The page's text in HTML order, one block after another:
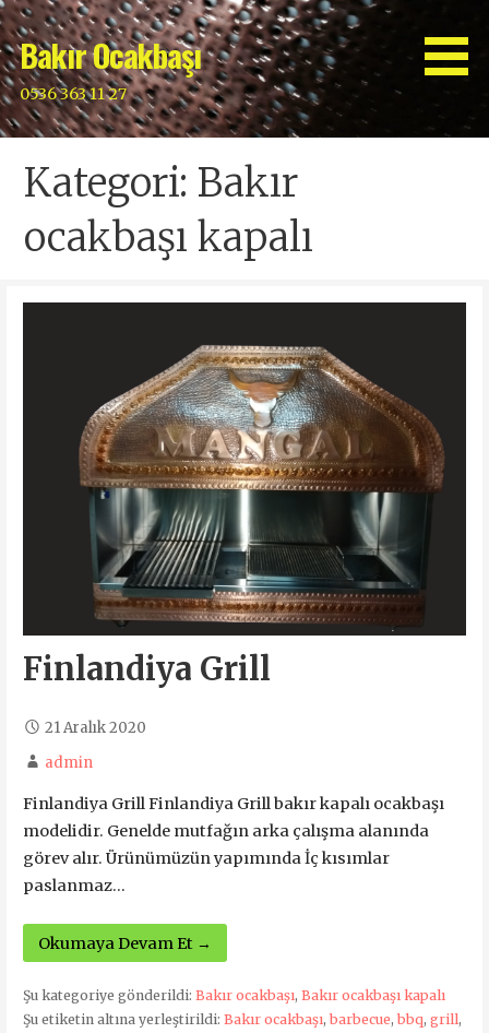
İçeriğe
atlaBakır Ocakbaşı
0536 363 11 27
Kategori: Bakır
ocakbaşı kapalı
Finlandiya Grill
21 Aralık 2020
admin
Finlandiya Grill Finlandiya Grill bakır kapalı ocakbaşı
modelidir. Genelde mutfağın arka çalışma alanında
görev alır. Ürünümüzün yapımında İç kısımlar
paslanmaz…
Okumaya Devam Et →
Şu kategoriye gönderildi: Bakır ocakbaşı, Bakır ocakbaşı kapalı
Şu etiketin altına yerleştirildi: Bakır ocakbaşı,barbecue,bbq, grill,